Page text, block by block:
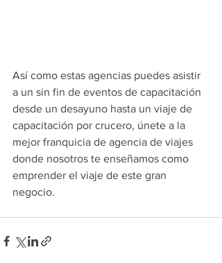
Así como estas agencias puedes asistir
a un sin fin de eventos de capacitación
desde un desayuno hasta un viaje de
capacitación por crucero, únete a la
mejor franquicia de agencia de viajes
donde nosotros te enseñamos como
emprender el viaje de este gran
negocio.